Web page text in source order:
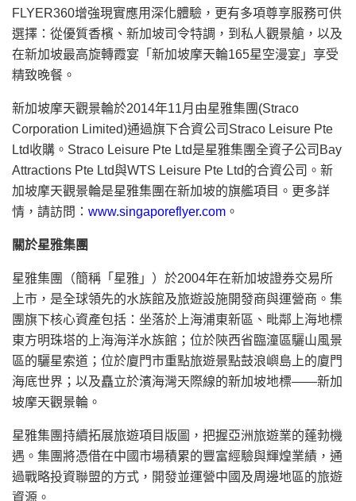
FLYER360增強現實應用深化體驗，更有多項尊享服務可供
選擇：從優質香檳、新加坡司令特調，到私人觀景艙，以及
在新加坡最高旋轉霞宴「新加坡摩天輪165星空漫宴」享受
精致晚餐。
新加坡摩天觀景輪於2014年11月由星雅集團(Straco
Corporation Limited)通過旗下合資公司Straco Leisure Pte
Ltd收購。Straco Leisure Pte Ltd是星雅集團全資子公司Bay
Attractions Pte Ltd與WTS Leisure Pte Ltd的合資公司。新
加坡摩天觀景輪是星雅集團在新加坡的旗艦項目。更多詳
情，請訪問： www.singaporeflyer.com 。
關於星雅集團
星雅集團（簡稱「星雅」）於2004年在新加坡證券交易所
上市，是全球領先的水族館及旅遊設施開發商與運營商。集
團旗下核心資產包括：坐落於上海浦東新區、毗鄰上海地標
東方明珠塔的上海海洋水族館；位於陝西省臨潼區驪山風景
區的驪星索道；位於廈門市重點旅遊景點鼓浪嶼島上的廈門
海底世界；以及矗立於濱海灣天際線的新加坡地標——新加
坡摩天觀景輪。
星雅集團持續拓展旅遊項目版圖，把握亞洲旅遊業的蓬勃機
遇。集團將憑借在中國市場積累的豐富經驗與輝煌業績，通
過戰略投資聯盟的方式，開發並運營中國及周邊地區的旅遊
資源。